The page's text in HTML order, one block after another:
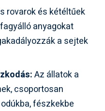
rovarok és kétéltűek
anyagokat
a sejtek
Az állatok a
csoportosan
fészkekbe